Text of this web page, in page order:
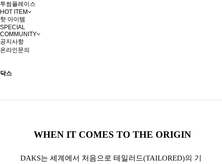
투썸플레이스
HOT ITEM
핫 아이템
SPECIAL
COMMUNITY
공지사항
온라인문의
닥스
WHEN IT COMES TO THE ORIGIN
DAKS는 세계에서 처음으로 테일러드(TAILORED)의 기